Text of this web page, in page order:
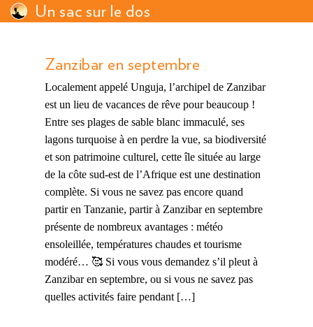
Un sac sur le dos
Zanzibar en septembre
Localement appelé Unguja, l’archipel de Zanzibar
est un lieu de vacances de rêve pour beaucoup !
Entre ses plages de sable blanc immaculé, ses
lagons turquoise à en perdre la vue, sa biodiversité
et son patrimoine culturel, cette île située au large
de la côte sud-est de l’Afrique est une destination
complète. Si vous ne savez pas encore quand
partir en Tanzanie, partir à Zanzibar en septembre
présente de nombreux avantages : météo
ensoleillée, températures chaudes et tourisme
modéré… 🥰 Si vous vous demandez s’il pleut à
Zanzibar en septembre, ou si vous ne savez pas
quelles activités faire pendant […]